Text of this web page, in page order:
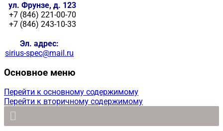
ул. Фрунзе, д. 123
+7 (846) 221-00-70
+7 (846) 243-10-33
Эл. адрес:
sirius-spec@mail.ru
Основное меню
Перейти к основному содержимому
Перейти к вторичному содержимому